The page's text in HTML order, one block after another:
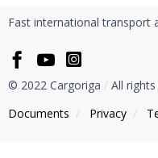
Fast international transport
© 2022 Cargoriga / All
Documents / Privacy /